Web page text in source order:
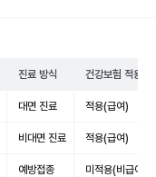
진료 방식 건강보험 적용
대면 진료 적용(급여)
비대면 진료 적용(급여)
예방접종 미적용(비급여)